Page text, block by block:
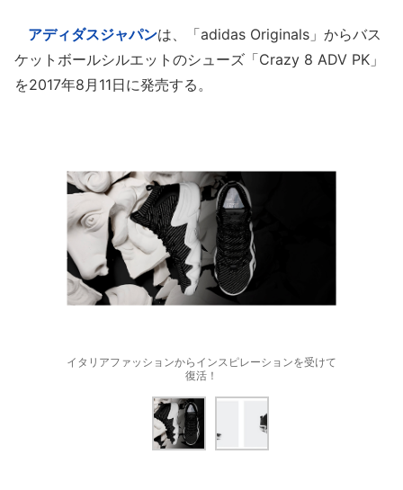
アディダスジャパンは、「adidas Originals」からバス
ケットボールシルエットのシューズ「Crazy 8 ADV PK」
を2017年8月11日に発売する。
イタリアファッションからインスピレーションを受けて
復活！